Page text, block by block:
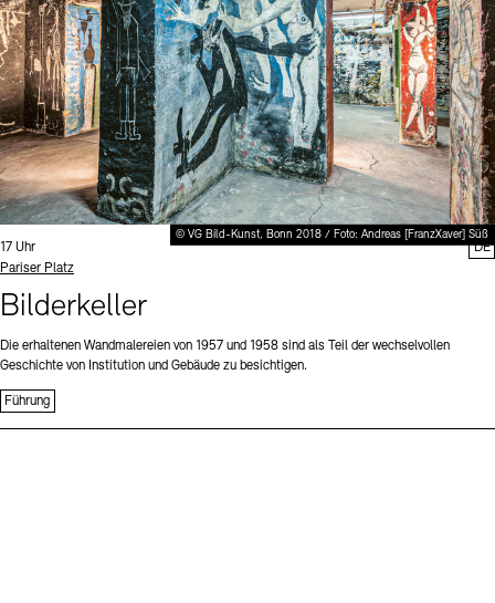
© VG Bild-Kunst, Bonn 2018 / Foto: Andreas [FranzXaver] Süß
Uhrzeit:
17 Uhr
Standort
Pariser Platz
Bilderkeller
Die erhaltenen Wandmalereien von 1957 und 1958 sind als Teil der wechselvollen
Geschichte von Institution und Gebäude zu besichtigen.
Führung
DE